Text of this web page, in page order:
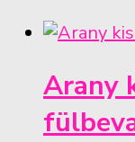
Arany